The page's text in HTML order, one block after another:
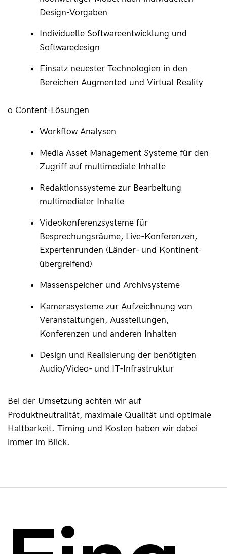
Design-Vorgaben
Individuelle Softwareentwicklung und
Softwaredesign
Einsatz neuester Technologien in den
Bereichen Augmented und Virtual Reality
o Content-Lösungen
Workflow Analysen
Media Asset Management Systeme für den
Zugriff auf multimediale Inhalte
Redaktionssysteme zur Bearbeitung
multimedialer Inhalte
Videokonferenzsysteme für
Besprechungsräume, Live-Konferenzen,
Expertenrunden (Länder- und Kontinent-
übergreifend)
Massenspeicher und Archivsysteme
Kamerasysteme zur Aufzeichnung von
Veranstaltungen, Ausstellungen,
Konferenzen und anderen Inhalten
Design und Realisierung der benötigten
Audio/Video- und IT-Infrastruktur
Bei der Umsetzung achten wir auf
Produktneutralität, maximale Qualität und optimale
Haltbarkeit. Timing und Kosten haben wir dabei
immer im Blick.